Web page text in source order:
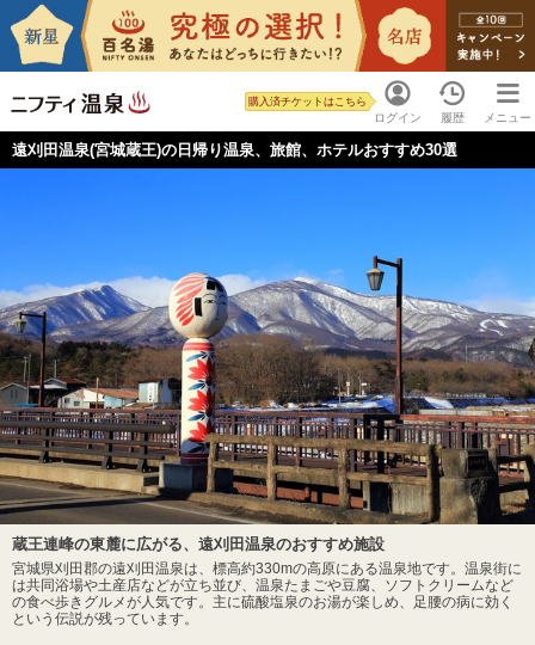
ログイン
購入済チケットはこちら
履歴 メニュー
遠刈田温泉(宮城蔵王)の日帰り温泉、旅館、ホテルおすすめ30選
蔵王連峰の東麓に広がる、遠刈田温泉のおすすめ施設
宮城県刈田郡の遠刈田温泉は、標高約330mの高原にある温泉地です。温泉街に
は共同浴場や土産店などが立ち並び、温泉たまごや豆腐、ソフトクリームなど
の食べ歩きグルメが人気です。主に硫酸塩泉のお湯が楽しめ、足腰の病に効く
という伝説が残っています。